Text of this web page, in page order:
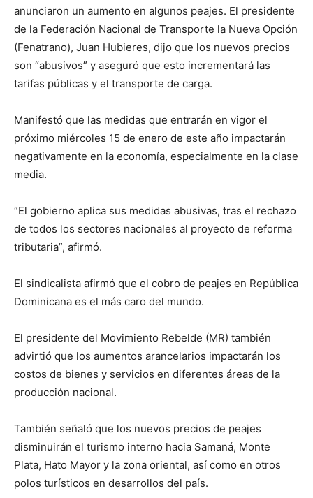
anunciaron un aumento en algunos peajes. El presidente
de la Federación Nacional de Transporte la Nueva Opción
(Fenatrano), Juan Hubieres, dijo que los nuevos precios
son “abusivos” y aseguró que esto incrementará las
tarifas públicas y el transporte de carga.
Manifestó que las medidas que entrarán en vigor el
próximo miércoles 15 de enero de este año impactarán
negativamente en la economía, especialmente en la clase
media.
“El gobierno aplica sus medidas abusivas, tras el rechazo
de todos los sectores nacionales al proyecto de reforma
tributaria”, afirmó.
El sindicalista afirmó que el cobro de peajes en República
Dominicana es el más caro del mundo.
El presidente del Movimiento Rebelde (MR) también
advirtió que los aumentos arancelarios impactarán los
costos de bienes y servicios en diferentes áreas de la
producción nacional.
También señaló que los nuevos precios de peajes
disminuirán el turismo interno hacia Samaná, Monte
Plata, Hato Mayor y la zona oriental, así como en otros
polos turísticos en desarrollos del país.